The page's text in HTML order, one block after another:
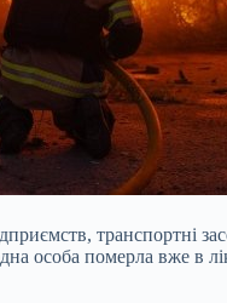
транспортні
особа померла вже в